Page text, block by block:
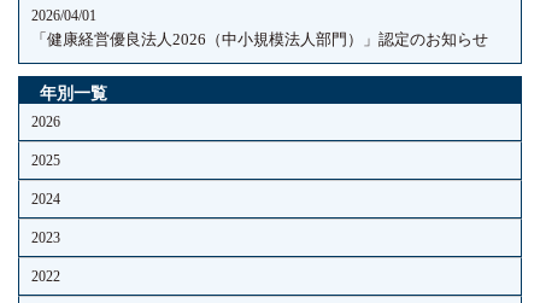
2026/04/01
「健康経営優良法人2026（中小規模法人部門）」認定のお知らせ
年別一覧
2026
2025
2024
2023
2022